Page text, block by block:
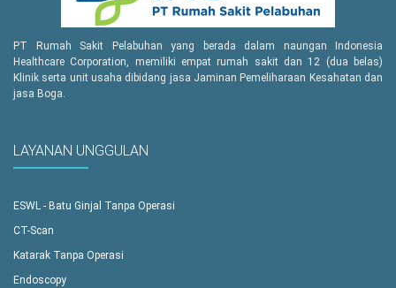
PT Rumah Sakit Pelabuhan yang berada dalam naungan Indonesia
Healthcare Corporation, memiliki empat rumah sakit dan 12 (dua belas)
Klinik serta unit usaha dibidang jasa Jaminan Pemeliharaan Kesahatan dan
jasa Boga.
LAYANAN UNGGULAN
ESWL - Batu Ginjal Tanpa Operasi
CT-Scan
Katarak Tanpa Operasi
Endoscopy